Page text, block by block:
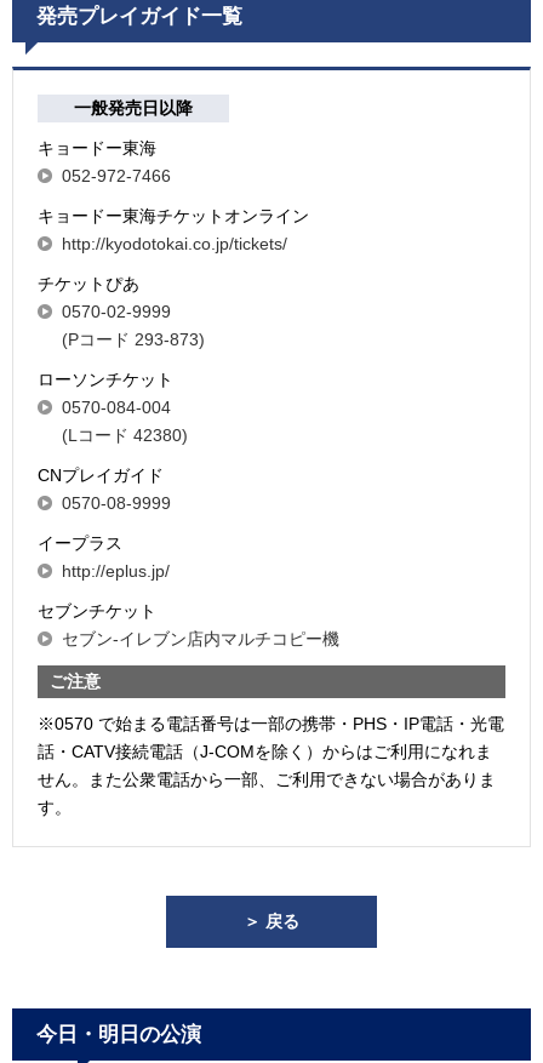
発売プレイガイド一覧
一般発売日以降
キョードー東海
052-972-7466
キョードー東海チケットオンライン
http://kyodotokai.co.jp/tickets/
チケットぴあ
0570-02-9999
(Pコード 293-873)
ローソンチケット
0570-084-004
(Lコード 42380)
CNプレイガイド
0570-08-9999
イープラス
http://eplus.jp/
セブンチケット
セブン-イレブン店内マルチコピー機
ご注意
※0570 で始まる電話番号は一部の携帯・PHS・IP電話・光電
話・CATV接続電話（J-COMを除く）からはご利用になれま
せん。また公衆電話から一部、ご利用できない場合がありま
す。
＞ 戻る
今日・明日の公演